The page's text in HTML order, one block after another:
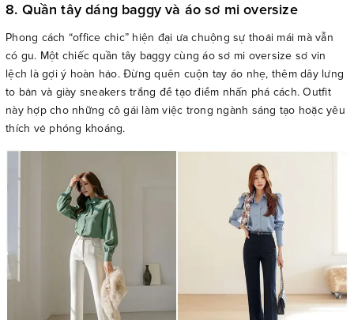
8. Quần tây dáng baggy và áo sơ mi oversize
Phong cách “office chic” hiện đại ưa chuộng sự thoải mái mà vẫn
có gu. Một chiếc quần tây baggy cùng áo sơ mi oversize sơ vin
lệch là gợi ý hoàn hảo. Đừng quên cuộn tay áo nhẹ, thêm dây lưng
to bản và giày sneakers trắng để tạo điểm nhấn phá cách. Outfit
này hợp cho những cô gái làm việc trong ngành sáng tạo hoặc yêu
thích vẻ phóng khoáng.